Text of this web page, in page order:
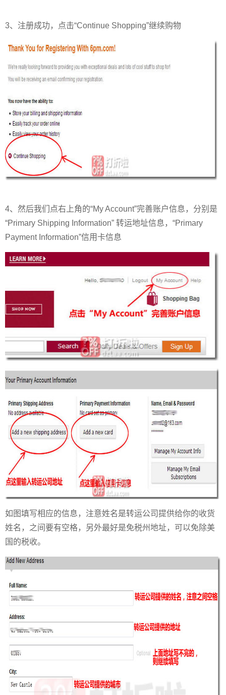
3、注册成功，点击“Continue Shopping”继续购物
4、然后我们点右上角的“My Account”完善账户信息，分别是
“Primary Shipping Information” 转运地址信息，“Primary
Payment Information”信用卡信息
如图填写相应的信息，注意姓名是转运公司提供给你的收货
姓名，之间要有空格，另外最好是免税州地址，可以免除美
国的税收。